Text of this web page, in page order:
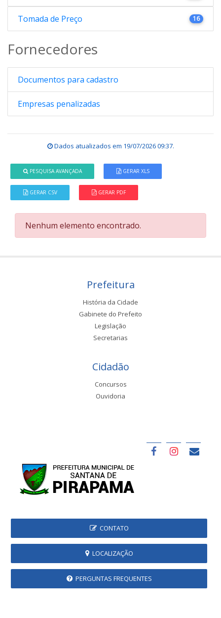
Tomada de Preço 16
Fornecedores
Documentos para cadastro
Empresas penalizadas
Dados atualizados em 19/07/2026 09:37.
PESQUISA AVANÇADA GERAR XLS
GERAR CSV GERAR PDF
Nenhum elemento encontrado.
Prefeitura
História da Cidade
Gabinete do Prefeito
Legislação
Secretarias
Cidadão
Concursos
Ouvidoria
CONTATO
LOCALIZAÇÃO
PERGUNTAS FREQUENTES